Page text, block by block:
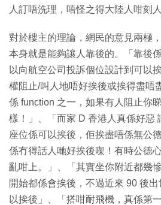
人訂唔洗理，唔怪之得大陸人咁刻
對於樓主的理論，網民的意見兩極
本身就是能夠讓人靠後的。「靠後
以向航空公司投訴個位設計到可以
權阻止/叫人地唔好挨後或挨得盡唔
係 function 之一，如果有人阻止你
樣！」、「而家 D 香港人真係好惡
座位係可以挨後，佢挨盡唔係無公
係冇得話人哋好挨後㗎！有時公德
亂咁上。」、「其實坐你附近都幾
開始都係會挨後，不過近來 90 後
以挨後」、「搭咁耐飛機，真係第